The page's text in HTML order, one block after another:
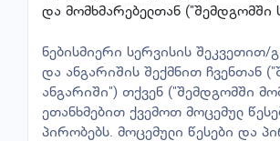
და მომხმარებელთან ("შემდგომში
ნებისმიერი სერვისის
და ანგარიშის შექმნით ჩვენთან
ანგარიში") თქვენ ("შემდგომში
ეთანხმებით ქვემოთ მოცემულ
პირობებს. მოცემული წესები და